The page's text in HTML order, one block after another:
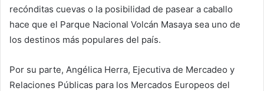
recónditas cuevas o la posibilidad de pasear a caballo
hace que el Parque Nacional Volcán Masaya sea uno de
los destinos más populares del país.
Por su parte, Angélica Herra, Ejecutiva de Mercadeo y
Relaciones Públicas para los Mercados Europeos del